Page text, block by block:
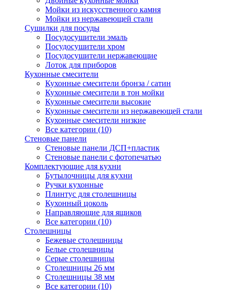
Мойки из искусственного камня
Мойки из нержавеющей стали
Сушилки для посуды
Посудосушители эмаль
Посудосушители хром
Посудосушители нержавеющие
Лоток для приборов
Кухонные смесители
Кухонные смесители бронза / сатин
Кухонные смесители в тон мойки
Кухонные смесители высокие
Кухонные смесители из нержавеющей стали
Кухонные смесители низкие
Все категории (10)
Стеновые панели
Стеновые панели ДСП+пластик
Стеновые панели с фотопечатью
Комплектующие для кухни
Бутылочницы для кухни
Ручки кухонные
Плинтус для столешницы
Кухонный цоколь
Направляющие для ящиков
Все категории (10)
Столешницы
Бежевые столешницы
Белые столешницы
Серые столешницы
Столешницы 26 мм
Столешницы 38 мм
Все категории (10)